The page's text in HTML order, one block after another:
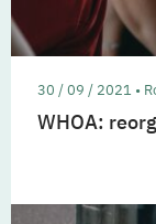
30 / 09 / 2021 •
WHOA: